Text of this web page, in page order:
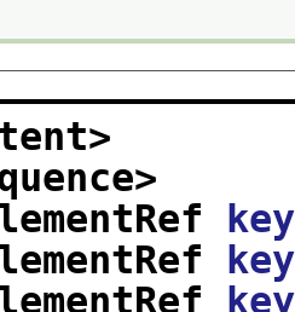
key
key
key